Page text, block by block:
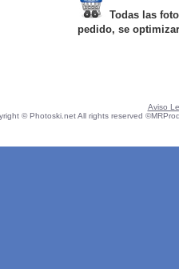
Todas las
pedido, se
Aviso
© Photoski.net All rights reserved